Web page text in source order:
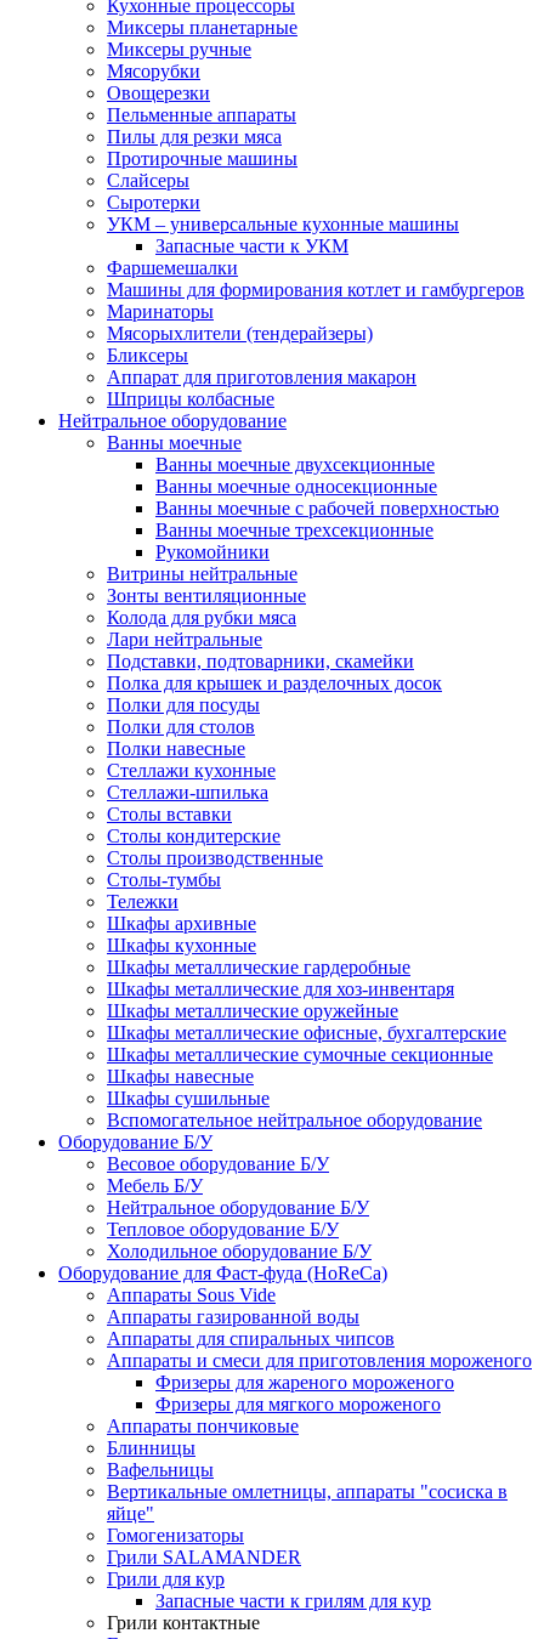
Кухонные процессоры
Миксеры планетарные
Миксеры ручные
Мясорубки
Овощерезки
Пельменные аппараты
Пилы для резки мяса
Протирочные машины
Слайсеры
Сыротерки
УКМ – универсальные кухонные машины
Запасные части к УКМ
Фаршемешалки
Машины для формирования котлет и гамбургеров
Маринаторы
Мясорыхлители (тендерайзеры)
Бликсеры
Аппарат для приготовления макарон
Шприцы колбасные
Нейтральное оборудование
Ванны моечные
Ванны моечные двухсекционные
Ванны моечные односекционные
Ванны моечные с рабочей поверхностью
Ванны моечные трехсекционные
Рукомойники
Витрины нейтральные
Зонты вентиляционные
Колода для рубки мяса
Лари нейтральные
Подставки, подтоварники, скамейки
Полка для крышек и разделочных досок
Полки для посуды
Полки для столов
Полки навесные
Стеллажи кухонные
Стеллажи-шпилька
Столы вставки
Столы кондитерские
Столы производственные
Столы-тумбы
Тележки
Шкафы архивные
Шкафы кухонные
Шкафы металлические гардеробные
Шкафы металлические для хоз-инвентаря
Шкафы металлические оружейные
Шкафы металлические офисные, бухгалтерские
Шкафы металлические сумочные секционные
Шкафы навесные
Шкафы сушильные
Вспомогательное нейтральное оборудование
Оборудование Б/У
Весовое оборудование Б/У
Мебель Б/У
Нейтральное оборудование Б/У
Тепловое оборудование Б/У
Холодильное оборудование Б/У
Оборудование для Фаст-фуда (HoReCa)
Аппараты Sous Vide
Аппараты газированной воды
Аппараты для спиральных чипсов
Аппараты и смеси для приготовления мороженого
Фризеры для жареного мороженого
Фризеры для мягкого мороженого
Аппараты пончиковые
Блинницы
Вафельницы
Вертикальные омлетницы, аппараты "сосиска в
яйце"
Гомогенизаторы
Грили SALAMANDER
Грили для кур
Запасные части к грилям для кур
Грили контактные